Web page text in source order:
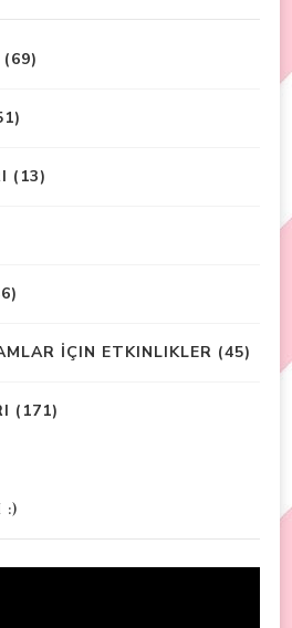
(69)
(13)
İÇIN ETKINLIKLER (45)
(171)
:)